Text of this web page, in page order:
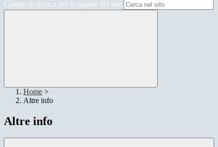
Campo di ricerca per le pagine del sito
Home >
Altre info
Altre info